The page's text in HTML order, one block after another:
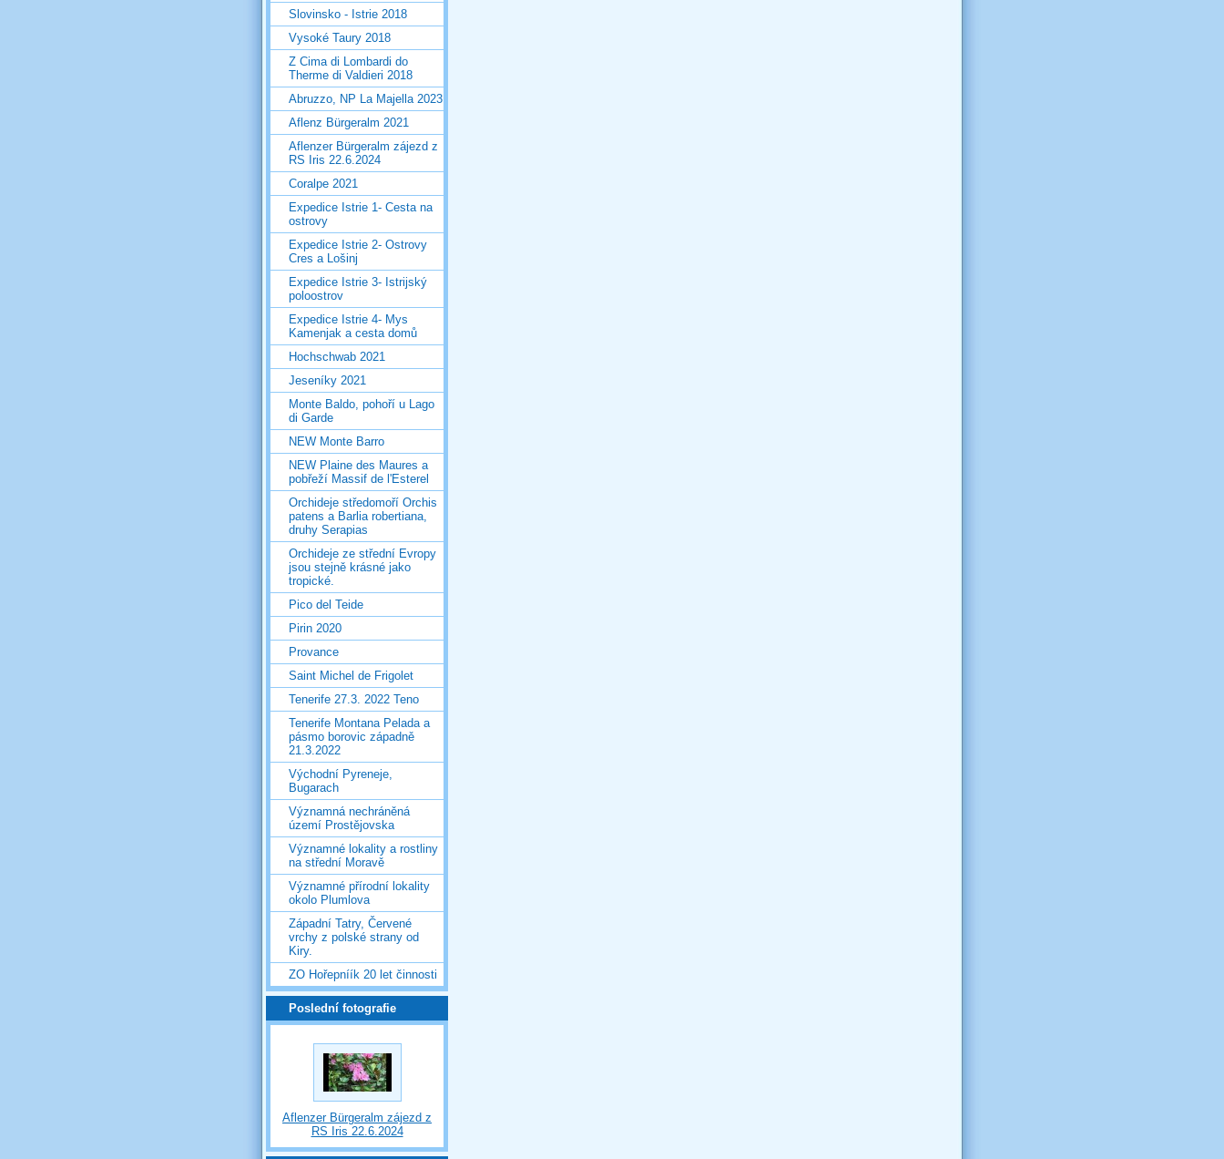
Slovinsko - Istrie 2018
Vysoké Taury 2018
Z Cima di Lombardi do
Therme di Valdieri 2018
Abruzzo, NP La Majella 2023
Aflenz Bürgeralm 2021
Aflenzer Bürgeralm zájezd z
RS Iris 22.6.2024
Coralpe 2021
Expedice Istrie 1- Cesta na
ostrovy
Expedice Istrie 2- Ostrovy
Cres a Lošinj
Expedice Istrie 3- Istrijský
poloostrov
Expedice Istrie 4- Mys
Kamenjak a cesta domů
Hochschwab 2021
Jeseníky 2021
Monte Baldo, pohoří u Lago
di Garde
NEW Monte Barro
NEW Plaine des Maures a
pobřeží Massif de l'Esterel
Orchideje středomoří Orchis
patens a Barlia robertiana,
druhy Serapias
Orchideje ze střední Evropy
jsou stejně krásné jako
tropické.
Pico del Teide
Pirin 2020
Provance
Saint Michel de Frigolet
Tenerife 27.3. 2022 Teno
Tenerife Montana Pelada a
pásmo borovic západně
21.3.2022
Východní Pyreneje,
Bugarach
Významná nechráněná
území Prostějovska
Významné lokality a rostliny
na střední Moravě
Významné přírodní lokality
okolo Plumlova
Západní Tatry, Červené
vrchy z polské strany od
Kiry.
ZO Hořepníík 20 let činnosti
Poslední fotografie
Aflenzer Bürgeralm zájezd z
RS Iris 22.6.2024